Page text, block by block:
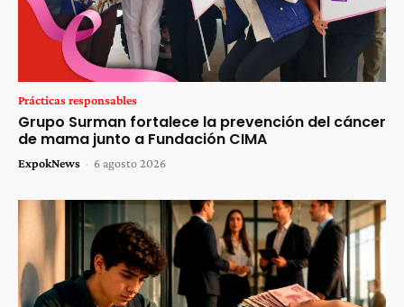
Prácticas responsables
Grupo Surman fortalece la prevención del cáncer
de mama junto a Fundación CIMA
ExpokNews - 6 agosto 2026